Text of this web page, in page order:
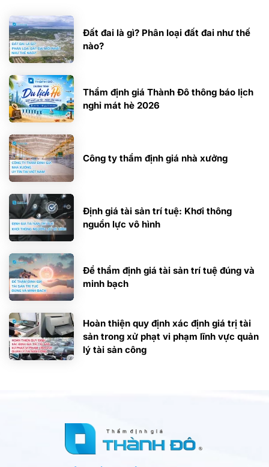
Đất đai là gì? Phân loại đất đai như thế
nào?
Thẩm định giá Thành Đô thông báo lịch
nghỉ mát hè 2026
Công ty thẩm định giá nhà xưởng
Định giá tài sản trí tuệ: Khơi thông
nguồn lực vô hình
Để thẩm định giá tài sản trí tuệ đúng và
minh bạch
Hoàn thiện quy định xác định giá trị tài
sản trong xử phạt vi phạm lĩnh vực quản
lý tài sản công